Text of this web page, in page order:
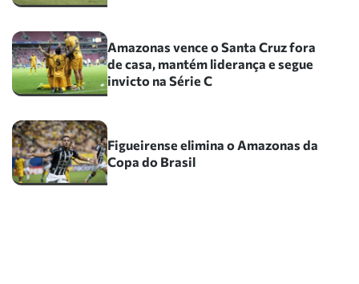
Amazonas vence o Santa Cruz fora
de casa, mantém liderança e segue
invicto na Série C
Figueirense elimina o Amazonas da
Copa do Brasil